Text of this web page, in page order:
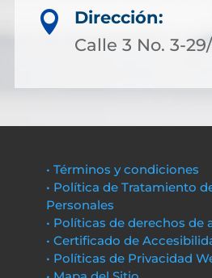

Dirección:
Calle 3 No. 3-29/
• Términos y condiciones
• Política de Tratamiento
Personales
• Políticas de derechos de
• Certificado de
• Políticas de Privacidad